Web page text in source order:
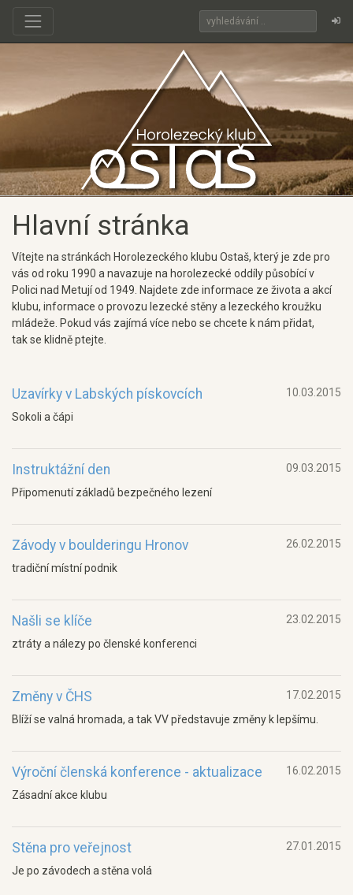
Hlavní stránka
Vítejte na stránkách Horolezeckého klubu Ostaš, který je zde pro
vás od roku 1990 a navazuje na horolezecké oddíly působící v
Polici nad Metují od 1949. Najdete zde informace ze života a akcí
klubu, informace o provozu lezecké stěny a lezeckého kroužku
mládeže. Pokud vás zajímá více nebo se chcete k nám přidat,
tak se klidně ptejte.
Uzavírky v Labských pískovcích
10.03.2015
Sokoli a čápi
Instruktážní den
09.03.2015
Připomenutí základů bezpečného lezení
Závody v boulderingu Hronov
26.02.2015
tradiční místní podnik
Našli se klíče
23.02.2015
ztráty a nálezy po členské konferenci
Změny v ČHS
17.02.2015
Blíží se valná hromada, a tak VV představuje změny k lepšímu.
Výroční členská konference - aktualizace
16.02.2015
Zásadní akce klubu
Stěna pro veřejnost
27.01.2015
Je po závodech a stěna volá